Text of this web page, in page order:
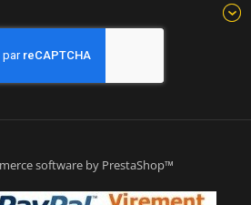
software by PrestaShop™